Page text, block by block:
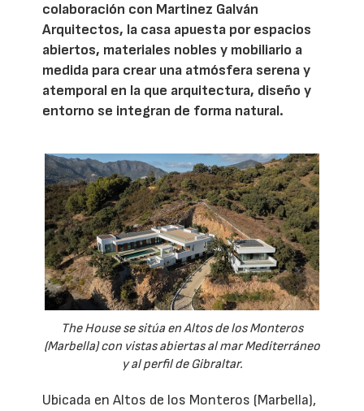
colaboración con Martinez Galván
Arquitectos, la casa apuesta por espacios
abiertos, materiales nobles y mobiliario a
medida para crear una atmósfera serena y
atemporal en la que arquitectura, diseño y
entorno se integran de forma natural.
The House se sitúa en Altos de los Monteros
(Marbella) con vistas abiertas al mar Mediterráneo
y al perfil de Gibraltar.
Ubicada en Altos de los Monteros (Marbella),